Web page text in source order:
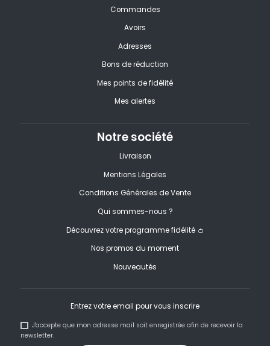
Commandes
Avoirs
Adresses
Bons de réduction
Mes points de fidélité
Mes alertes
Notre société
Livraison
Mentions Légales
Conditions Générales de Vente
Qui sommes-nous ?
Découvrez votre programme fidélité 👛
Nos promos du moment
Nouveautés
Entrez votre email pour vous inscrire
J'accepte que mon adresse mail soit enregistrée afin de recevoir la
newsletter.